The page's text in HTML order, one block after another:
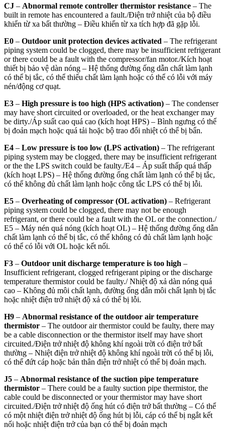
CJ – Abnormal remote controller thermistor resistance – The
built in remote has encountered a fault./Điện trở nhiệt của bộ điều
khiển từ xa bất thường – Điều khiển từ xa tích hợp đã gặp lỗi.
E0 – Outdoor unit protection devices activated – The refrigerant
piping system could be clogged, there may be insufficient refrigerant
or there could be a fault with the compressor/fan motor./Kích hoạt
thiết bị bảo vệ dàn nóng – Hệ thống đường ống dẫn chất làm lạnh
có thể bị tắc, có thể thiếu chất làm lạnh hoặc có thể có lỗi với máy
nén/động cơ quạt.
E3 – High pressure is too high (HPS activation) – The condenser
may have short circuited or overloaded, or the heat exchanger may
be dirty./Áp suất cao quá cao (kích hoạt HPS) – Bình ngưng có thể
bị đoản mạch hoặc quá tải hoặc bộ trao đổi nhiệt có thể bị bẩn.
E4 – Low pressure is too low (LPS activation) – The refrigerant
piping system may be clogged, there may be insufficient refrigerant
or the the LPS switch could be faulty./E4 – Áp suất thấp quá thấp
(kích hoạt LPS) – Hệ thống đường ống chất làm lạnh có thể bị tắc,
có thể không đủ chất làm lạnh hoặc công tắc LPS có thể bị lỗi.
E5 – Overheating of compressor (OL activation) – Refrigerant
piping system could be clogged, there may not be enough
refrigerant, or there could be a fault with the OL or the connection./
E5 – Máy nén quá nóng (kích hoạt OL) – Hệ thống đường ống dẫn
chất làm lạnh có thể bị tắc, có thể không có đủ chất làm lạnh hoặc
có thể có lỗi với OL hoặc kết nối.
F3 – Outdoor unit discharge temperature is too high –
Insufficient refrigerant, clogged refrigerant piping or the discharge
temperature thermistor could be faulty./Nhiệt độ xả dàn nóng quá
cao – Không đủ môi chất lạnh, đường ống dẫn môi chất lạnh bị tắc
hoặc nhiệt điện trở nhiệt độ xả có thể bị lỗi.
H9 – Abnormal resistance of the outdoor air temperature
thermistor – The outdoor air thermistor could be faulty, there may
be a cable disconnection or the thermistor itself may have short
circuited./Điện trở nhiệt độ không khí ngoài trời có điện trở bất
thường – Nhiệt điện trở nhiệt độ không khí ngoài trời có thể bị lỗi,
có thể đứt cáp hoặc bản thân điện trở nhiệt có thể bị đoản mạch.
J5 – Abnormal resistance of the suction pipe temperature
thermistor – There could be a faulty suction pipe thermistor, the
cable could be disconnected or your thermistor may have short
circuited./Điện trở nhiệt độ ống hút có điện trở bất thường – Có thể
có một nhiệt điện trở nhiệt độ ống hút bị lỗi, cáp có thể bị ngắt kết
nối hoặc nhiệt điện trở của bạn có thể bị đoản mạch